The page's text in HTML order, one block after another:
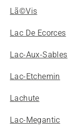
Lã©Vis
Lac De Ecorces
Lac-Aux-Sables
Lac-Etchemin
Lachute
Lac-Megantic